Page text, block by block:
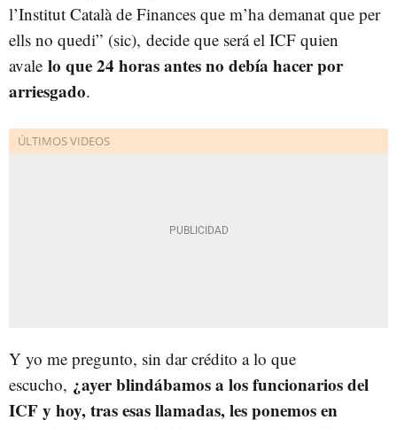
l’Institut Català de Finances que m’ha demanat que per
ells no quedi” (sic), decide que será el ICF quien
avale lo que 24 horas antes no debía hacer por
arriesgado.
Y yo me pregunto, sin dar crédito a lo que
escucho, ¿ayer blindábamos a los funcionarios del
ICF y hoy, tras esas llamadas, les ponemos en